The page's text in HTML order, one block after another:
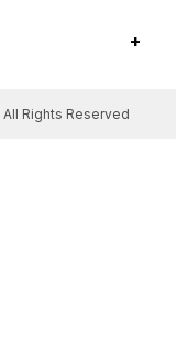
+
All Rights Reserved